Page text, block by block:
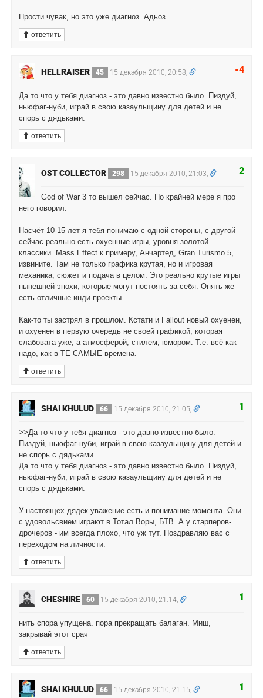
Прости чувак, но это уже диагноз. Адьоз.
ответить
-4
HELLRAISER 45 15 декабря 2010, 20:58,
Да то что у тебя диагноз - это давно известно было. Пиздуй,
ньюфаг-нуби, играй в свою казаульщину для детей и не
спорь с дядьками.
ответить
2
OST COLLECTOR 298 15 декабря 2010, 21:03,
God of War 3 то вышел сейчас. По крайней мере я про
него говорил.
Насчёт 10-15 лет я тебя понимаю с одной стороны, с другой
сейчас реально есть охуенные игры, уровня золотой
классики. Mass Effect к примеру, Анчартед, Gran Turismo 5,
извините. Там не только графика крутая, но и игровая
механика, сюжет и подача в целом. Это реально крутые игры
нынешней эпохи, которые могут постоять за себя. Опять же
есть отличные инди-проекты.
Как-то ты застрял в прошлом. Кстати и Fallout новый охуенен,
и охуенен в первую очередь не своей графикой, которая
слабовата уже, а атмосферой, стилем, юмором. Т.е. всё как
надо, как в ТЕ САМЫЕ времена.
ответить
1
SHAI KHULUD 66 15 декабря 2010, 21:05,
>>Да то что у тебя диагноз - это давно известно было.
Пиздуй, ньюфаг-нуби, играй в свою казаульщину для детей и
не спорь с дядьками.
Да то что у тебя диагноз - это давно известно было. Пиздуй,
ньюфаг-нуби, играй в свою казаульщину для детей и не
спорь с дядьками.
У настоящех дядек уважение есть и понимание момента. Они
с удовольсвием играют в Тотал Воры, БТВ. А у старперов-
дрочеров - им всегда плохо, что уж тут. Поздравляю вас с
переходом на личности.
ответить
1
CHESHIRE 60 15 декабря 2010, 21:14,
нить спора упущена. пора прекращать балаган. Миш,
закрывай этот срач
ответить
1
SHAI KHULUD 66 15 декабря 2010, 21:15,